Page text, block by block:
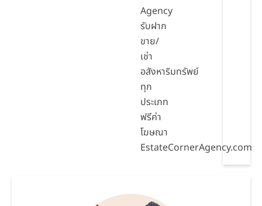
Agency
รับฝาก
ขาย/
เช่า
อสังหาริมทรัพย์
ทุก
ประเภท
ฟรีค่า
โฆษณา
EstateCornerAgency.com